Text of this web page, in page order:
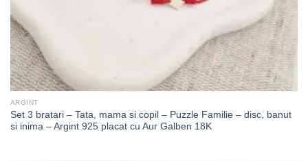
ARGINT
Set 3 bratari – Tata, mama si copil – Puzzle Familie – disc, banut
si inima – Argint 925 placat cu Aur Galben 18K